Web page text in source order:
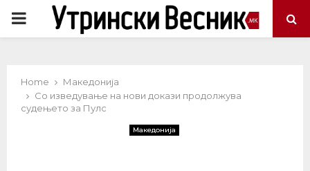
PRIMARY
Home
Македонија
Со изведување на нови докази продолжува
судењето за Пулс
Македонија